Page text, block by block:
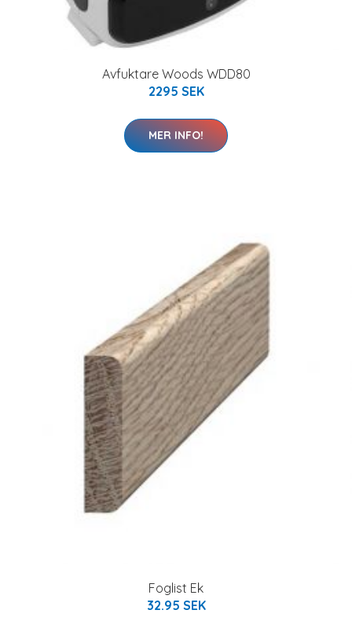
Avfuktare Woods WDD80
2295 SEK
MER INFO!
Foglist Ek
32.95 SEK